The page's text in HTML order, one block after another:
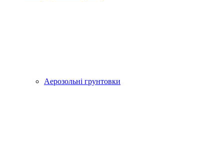
Аерозольні грунтовки